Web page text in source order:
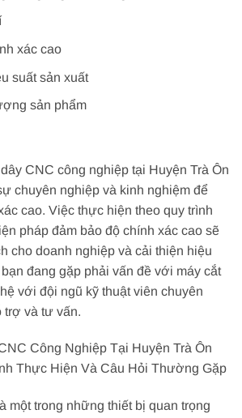
xác cao
suất sản xuất
sản phẩm
CNC công nghiệp tại Huyện Trà Ôn
chuyên nghiệp và kinh nghiệm để
cao. Việc thực hiện theo quy trình
pháp đảm bảo độ chính xác cao sẽ
cho doanh nghiệp và cải thiện hiệu
đang gặp phải vấn đề với máy cắt
với đội ngũ kỹ thuật viên chuyên
trợ và tư vấn.
Công Nghiệp Tại Huyện Trà Ôn
Thực Hiện Và Câu Hỏi Thường Gặp
một trong những thiết bị quan trọng